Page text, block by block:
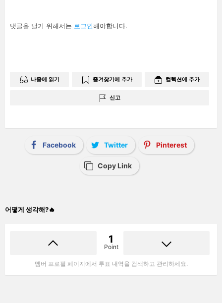
답
글
댓글을 달기 위해서는 로그인해야합니다.
나중에 읽기 즐겨찾기에 추가 컬렉션에 추가
신고
Facebook Twitter Pinterest
Copy Link
어떻게 생각해?🔥
1
Point
멤버 프로필 페이지에서 투표 내역을 검색하고 관리하세요.